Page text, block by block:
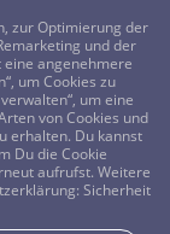
8478266
zur Optimierung der
und der
angenehmere
um Cookies zu
um eine
von Cookies und
erhalten. Du kannst
Du die Cookie
aufrufst. Weitere
Sicherheit